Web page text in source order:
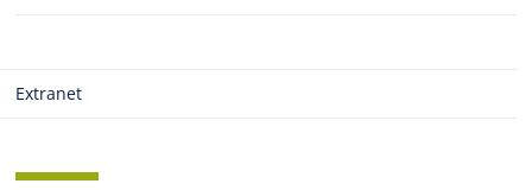
Extranet